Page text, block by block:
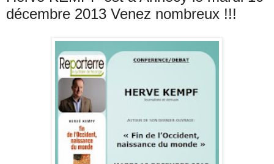
décembre 2013 Venez nombreux !!!